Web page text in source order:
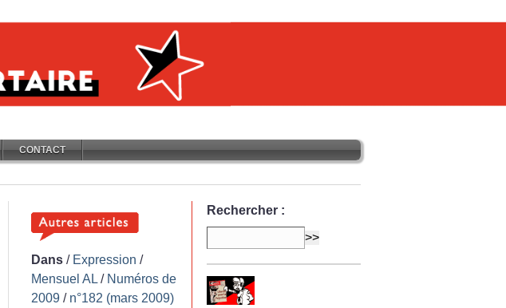
CONTACT
Dans / Expression /
Mensuel AL / Numéros de
2009 / n°182 (mars 2009)
Rechercher :